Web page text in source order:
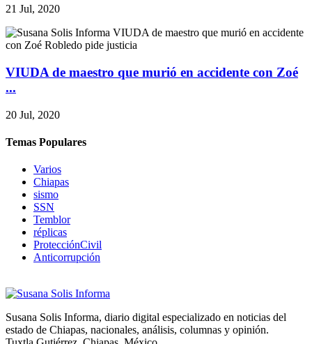
21 Jul, 2020
VIUDA de maestro que murió en accidente con Zoé
...
20 Jul, 2020
Temas Populares
Varios
Chiapas
sismo
SSN
Temblor
réplicas
ProtecciónCivil
Anticorrupción
Susana Solis Informa, diario digital especializado en noticias del
estado de Chiapas, nacionales, análisis, columnas y opinión.